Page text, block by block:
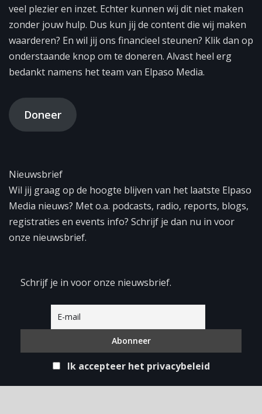
veel plezier en inzet. Echter kunnen wij dit niet maken
zonder jouw hulp. Dus kun jij de content die wij maken
waarderen? En wil jij ons financieel steunen? Klik dan op
onderstaande knop om te doneren. Alvast heel erg
bedankt namens het team van Elpaso Media.
Doneer
Nieuwsbrief
Wil jij graag op de hoogte blijven van het laatste Elpaso
Media nieuws? Met o.a. podcasts, radio, reports, blogs,
registraties en events info? Schrijf je dan nu in voor
onze nieuwsbrief.
Schrijf je in voor onze nieuwsbrief.
Ik accepteer het privacybeleid